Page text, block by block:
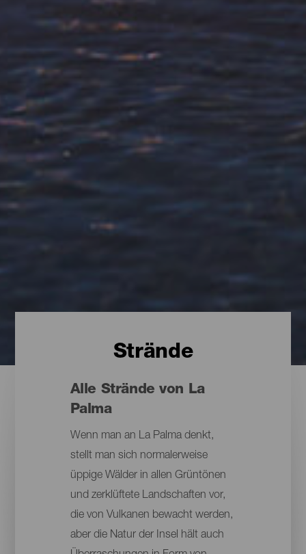
Strände
Alle Strände von La
Palma
Wenn man an La Palma denkt,
stellt man sich normalerweise
üppige Wälder in allen Grüntönen
und zerklüftete Landschaften vor,
die von Vulkanen bewacht werden,
aber die Natur der Insel hält auch